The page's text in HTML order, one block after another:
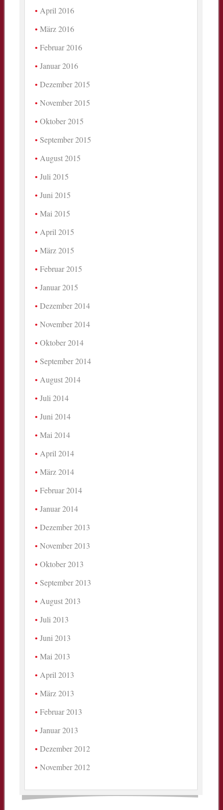
April 2016
März 2016
Februar 2016
Januar 2016
Dezember 2015
November 2015
Oktober 2015
September 2015
August 2015
Juli 2015
Juni 2015
Mai 2015
April 2015
März 2015
Februar 2015
Januar 2015
Dezember 2014
November 2014
Oktober 2014
September 2014
August 2014
Juli 2014
Juni 2014
Mai 2014
April 2014
März 2014
Februar 2014
Januar 2014
Dezember 2013
November 2013
Oktober 2013
September 2013
August 2013
Juli 2013
Juni 2013
Mai 2013
April 2013
März 2013
Februar 2013
Januar 2013
Dezember 2012
November 2012